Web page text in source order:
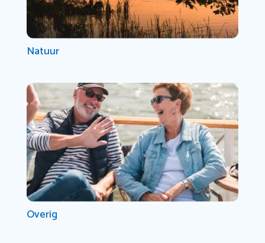
Natuur
Overig